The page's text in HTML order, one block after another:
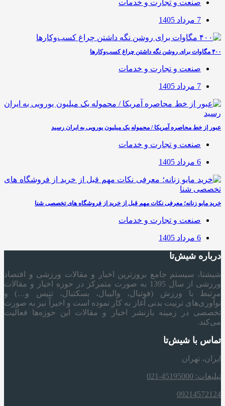
صنعت و تجارت و خدمات
7 مرداد 1405
۴۰۰ مگاوات برای روشن نگه داشتن چراغ کسب‌وکار‌ها
صنعت و تجارت و خدمات
7 مرداد 1405
عبور از خط محاصره آمریکا / محموله یک میلیون یورویی به ایران رسید
صنعت و تجارت و خدمات
6 مرداد 1405
خرید مایو زنانه؛ معرفی نکات مهم قبل از خرید از فروشگاه های تخصصی شنا
صنعت و تجارت و خدمات
6 مرداد 1405
درباره شیش‌تا
شیشتا، سیستم جامع بروزترین اخبار و مقالات ورزشی و اقتصاد
ورزشی از سال 1395 به صورت متمرکز در حوزه اخبار و مقالات
مرتبط با ورزش (فوتبال، والیبال، بسکتبال، تنیس و…) و
نوآوری‌های تربیت بدنی آغاز به کار نموده است و اخیراً نیز به صورت
تخصصی در زمینه بازنشر اخبار و مقالات این حوزه‌ها فعالیت
می‌کند.
تماس با شیش‌تا
ایران، تهران
تبلیغات: 45195000-021
09214572124